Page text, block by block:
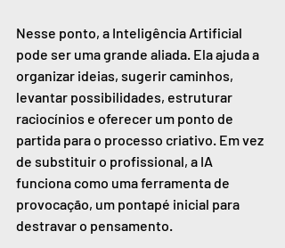
Nesse ponto, a Inteligência Artificial
pode ser uma grande aliada. Ela ajuda a
organizar ideias, sugerir caminhos,
levantar possibilidades, estruturar
raciocínios e oferecer um ponto de
partida para o processo criativo. Em vez
de substituir o profissional, a IA
funciona como uma ferramenta de
provocação, um pontapé inicial para
destravar o pensamento.